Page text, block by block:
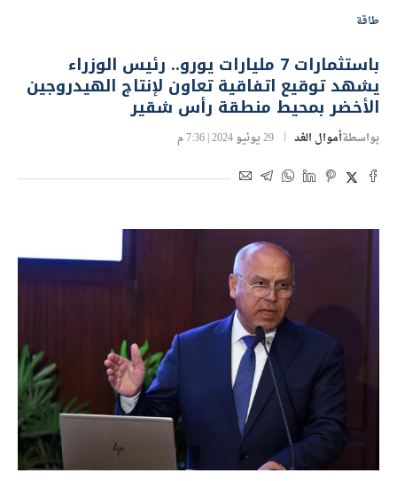
طاقة
باستثمارات 7 مليارات يورو.. رئيس الوزراء
يشهد توقيع اتفاقية تعاون لإنتاج الهيدروجين
الأخضر بمحيط منطقة رأس شقير
بواسطةأموال الغد 29 يونيو 2024 | 7:36 م